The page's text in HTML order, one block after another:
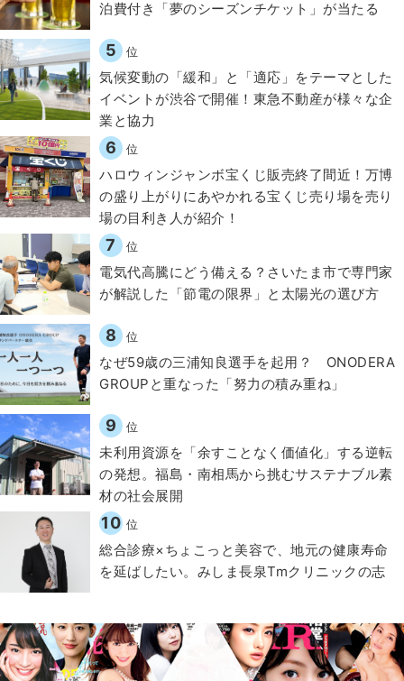
泊費付き「夢のシーズンチケット」が当たる
5 位
気候変動の「緩和」と「適応」をテーマとした
イベントが渋谷で開催！東急不動産が様々な企
業と協力
6 位
ハロウィンジャンボ宝くじ販売終了間近！万博
の盛り上がりにあやかれる宝くじ売り場を売り
場の目利き人が紹介！
7 位
電気代高騰にどう備える？さいたま市で専門家
が解説した「節電の限界」と太陽光の選び方
8 位
なぜ59歳の三浦知良選手を起用？ ONODERA
GROUPと重なった「努力の積み重ね」
9 位
​​未利用資源を「余すことなく価値化」する逆転
の発想。福島・南相馬から挑むサステナブル素
材の社会展開​
10 位
総合診療×ちょこっと美容で、地元の健康寿命
を延ばしたい。みしま長泉Tmクリニックの志